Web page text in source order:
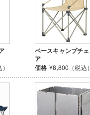
ベースキャンプチェ
ア
価格 ¥8,800（税込）